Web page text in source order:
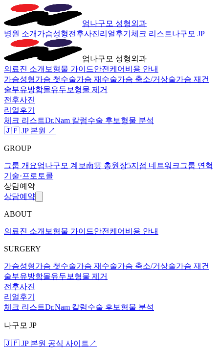
엄나구모 성형외과
병원 소개 가슴성형전후사진리얼후기 체크 리스트나구모 JP
엄나구모 성형외과
의료진 소개 보형물 가이드안전케어 비용 안내
가슴성형가슴 첫수술가슴 재수술가슴 축소/거상술가슴 재건
술부유방함몰유두 보형물 제거
전후사진
리얼후기
체크 리스트Dr.Nam 칼럼수술 후 보형물 분석
🇯🇵 JP 본원 ↗
GROUP
그룹 개요엄나구모 계보南雲 총원장5지점 네트워크 그룹 연혁
기술·프로토콜
상담예약
상담예약
ABOUT
의료진 소개 보형물 가이드안전케어 비용 안내
SURGERY
가슴성형가슴 첫수술가슴 재수술가슴 축소/거상술가슴 재건
술부유방함몰유두 보형물 제거
전후사진
리얼후기
체크 리스트Dr.Nam 칼럼수술 후 보형물 분석
나구모 JP
🇯🇵 JP 본원 공식 사이트 ↗